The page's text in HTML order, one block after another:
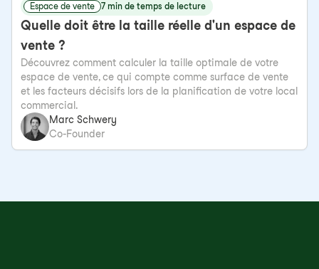
Espace de vente 7 min de temps de lecture
Quelle doit être la taille réelle d'un espace de
vente ?
Découvrez comment calculer la taille optimale de votre
espace de vente, ce qui compte comme surface de vente
et les facteurs décisifs lors de la planification de votre local
commercial.
Marc Schwery
Co-Founder